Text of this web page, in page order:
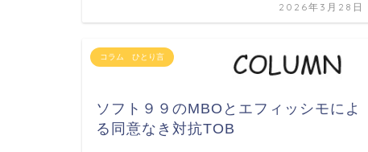
2026年3月28日
コラム ひとり言
ソフト９９のMBOとエフィッシモによ
る同意なき対抗TOB